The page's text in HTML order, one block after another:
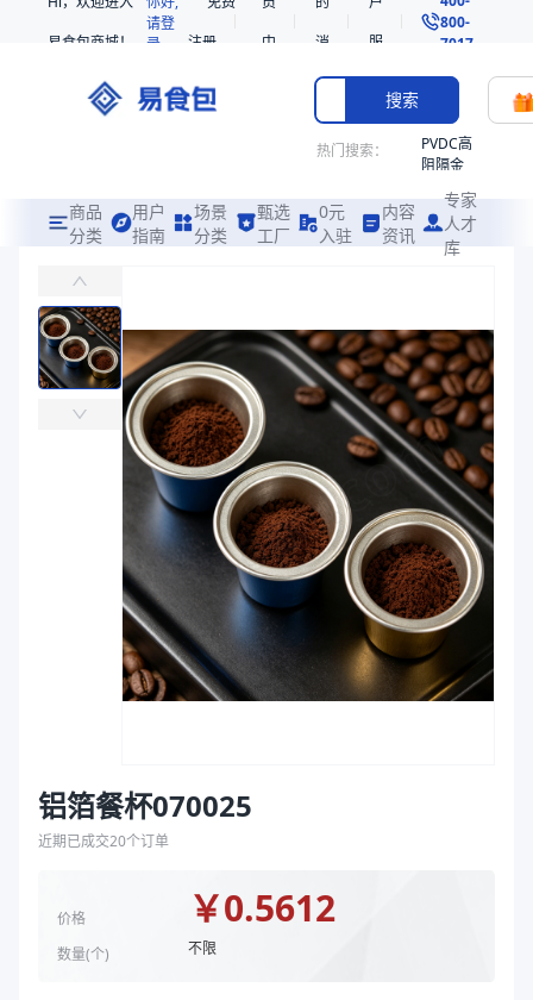
易食包商城！
请登
录
注册
中
消
息
服
务
800-
7017
搜索
热门搜索：
PVDC高
阻隔金
共挤热
收缩袋
共挤热
收缩袋
221360
烤箱袋
221330
SE53
热收缩
袋
拉伸膜
商品
分类
用户
指南
场景
分类
甄选
工厂
0元
入驻
内容
资讯
专家
人才
库
易食包（EPAK）专注于铝箔餐杯070025包装，提供详尽的规格参数、
价格：￥0.5612
商品参数
商品分类
铝箔餐杯
铝箔
3.5
72
17、25
铝箔餐杯070025
近期已成交20个订单
价格
数量(个)
￥0.5612
不限